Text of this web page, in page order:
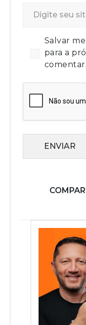
Salvar
para a
comentar.
ENVIAR